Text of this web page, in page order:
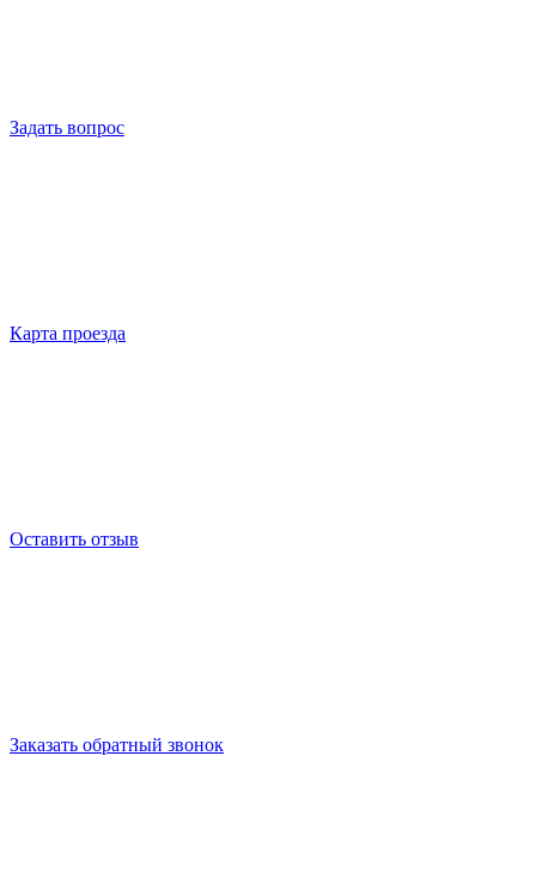
Задать вопрос
Карта проезда
Оставить отзыв
Заказать обратный звонок